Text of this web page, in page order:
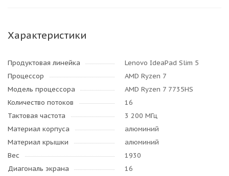
Характеристики
Продуктовая линейка
Lenovo IdeaPad Slim 5
Процессор
AMD Ryzen 7
Модель процессора
AMD Ryzen 7 7735HS
Количество потоков
16
Тактовая частота
3 200 МГц
Материал корпуса
алюминий
Материал крышки
алюминий
Вес
1930
Диагональ экрана
16